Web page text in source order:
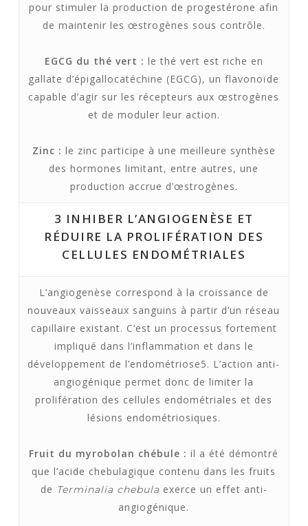
pour stimuler la production de progestérone afin
de maintenir les œstrogènes sous contrôle.
EGCG du thé vert : le thé vert est riche en
gallate d’épigallocatéchine (EGCG), un flavonoïde
capable d’agir sur les récepteurs aux œstrogènes
et de moduler leur action.
Zinc : le zinc participe à une meilleure synthèse
des hormones limitant, entre autres, une
production accrue d’œstrogènes.
3 INHIBER L’ANGIOGENÈSE ET
RÉDUIRE LA PROLIFÉRATION DES
CELLULES ENDOMÉTRIALES
L’angiogenèse correspond à la croissance de
nouveaux vaisseaux sanguins à partir d’un réseau
capillaire existant. C’est un processus fortement
impliqué dans l’inflammation et dans le
développement de l’endométriose5. L’action anti-
angiogénique permet donc de limiter la
prolifération des cellules endométriales et des
lésions endométriosiques.
Fruit du myrobolan chébule :il a été démontré
que l’acide chebulagique contenu dans les fruits
de Terminalia chebula exerce un effet anti-
angiogénique.